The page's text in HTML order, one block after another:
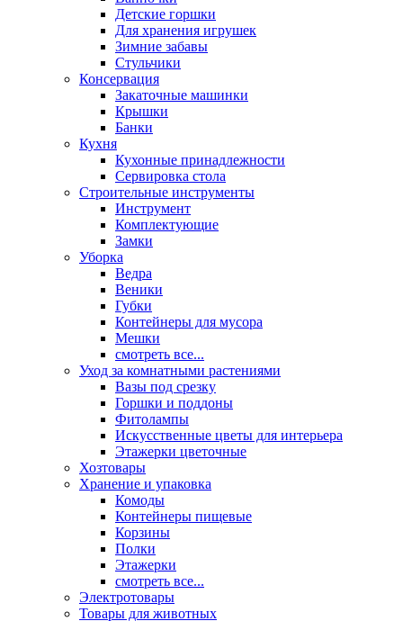
Детские горшки
Для хранения игрушек
Зимние забавы
Стульчики
Консервация
Закаточные машинки
Крышки
Банки
Кухня
Кухонные принадлежности
Сервировка стола
Строительные инструменты
Инструмент
Комплектующие
Замки
Уборка
Ведра
Веники
Губки
Контейнеры для мусора
Мешки
смотреть все...
Уход за комнатными растениями
Вазы под срезку
Горшки и поддоны
Фитолампы
Искусственные цветы для интерьера
Этажерки цветочные
Хозтовары
Хранение и упаковка
Комоды
Контейнеры пищевые
Корзины
Полки
Этажерки
смотреть все...
Электротовары
Товары для животных